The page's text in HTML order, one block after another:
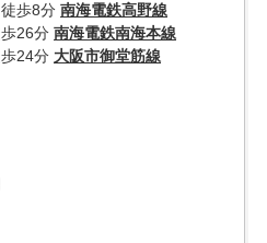
徒歩8分 南海電鉄高野線
26分 南海電鉄南海本線
24分 大阪市御堂筋線